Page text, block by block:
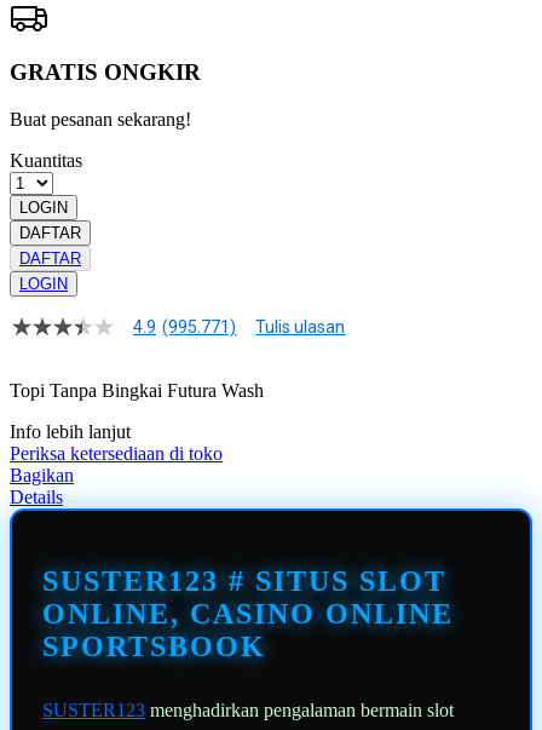
GRATIS ONGKIR
Buat pesanan sekarang!
Kuantitas
LOGIN
DAFTAR
DAFTAR
LOGIN
4.9
bintang,
rating
rata-
rata.
Read
13
Reviews.
halaman
yang
sama.
4.9 (995.771) Tulis ulasan
Topi Tanpa Bingkai Futura Wash
Info lebih lanjut
Periksa ketersediaan di toko
Bagikan
Details
SUSTER123 # SITUS SLOT
ONLINE, CASINO ONLINE
SPORTSBOOK
SUSTER123 menghadirkan pengalaman bermain slot